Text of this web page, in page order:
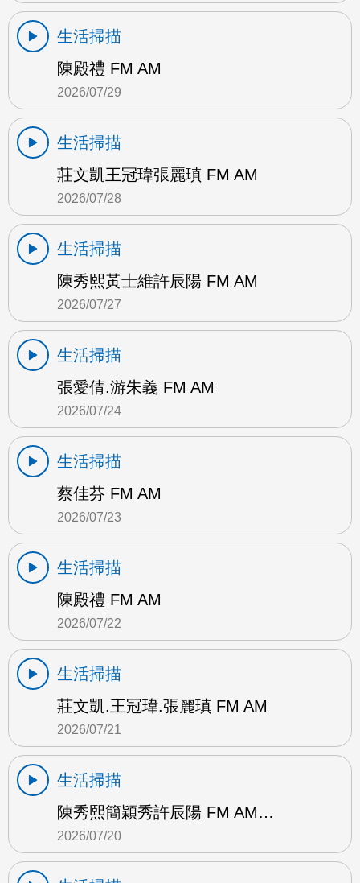
生活掃描
陳殿禮 FM AM
2026/07/29
生活掃描
莊文凱王冠瑋張麗瑱 FM AM
2026/07/28
生活掃描
陳秀熙黃士維許辰陽 FM AM
2026/07/27
生活掃描
張愛倩.游朱義 FM AM
2026/07/24
生活掃描
蔡佳芬 FM AM
2026/07/23
生活掃描
陳殿禮 FM AM
2026/07/22
生活掃描
莊文凱.王冠瑋.張麗瑱 FM AM
2026/07/21
生活掃描
陳秀熙簡穎秀許辰陽 FM AM…
2026/07/20